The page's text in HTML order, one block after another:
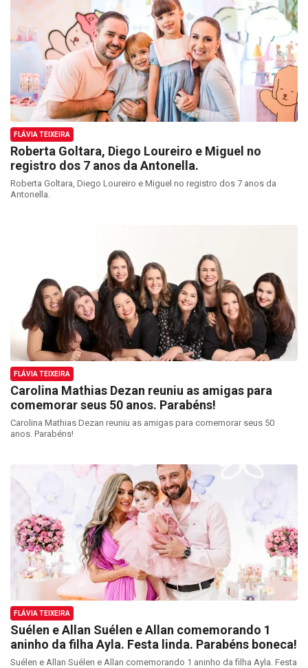
FLÁVIA TEIXEIRA
Roberta Goltara, Diego Loureiro e Miguel no
registro dos 7 anos da Antonella.
Roberta Goltara, Diego Loureiro e Miguel no registro dos 7 anos da
Antonella.
FLÁVIA TEIXEIRA
Carolina Mathias Dezan reuniu as amigas para
comemorar seus 50 anos. Parabéns!
Carolina Mathias Dezan reuniu as amigas para comemorar seus 50
anos. Parabéns!
FLÁVIA TEIXEIRA
Suélen e Allan Suélen e Allan comemorando 1
aninho da filha Ayla. Festa linda. Parabéns boneca!
Suélen e Allan Suélen e Allan comemorando 1 aninho da filha Ayla. Festa